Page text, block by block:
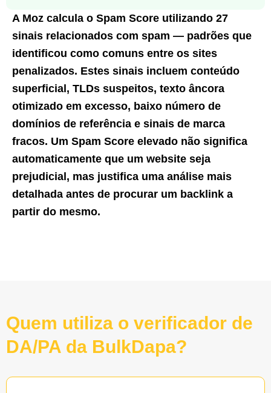
A Moz calcula o Spam Score utilizando 27
sinais relacionados com spam — padrões que
identificou como comuns entre os sites
penalizados. Estes sinais incluem conteúdo
superficial, TLDs suspeitos, texto âncora
otimizado em excesso, baixo número de
domínios de referência e sinais de marca
fracos. Um Spam Score elevado não significa
automaticamente que um website seja
prejudicial, mas justifica uma análise mais
detalhada antes de procurar um backlink a
partir do mesmo.
Quem utiliza o verificador de
DA/PA da BulkDapa?